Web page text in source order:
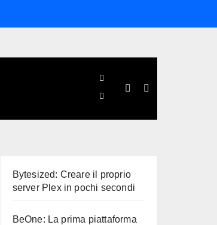
Bytesized: Creare il proprio
server Plex in pochi secondi
BeOne: La prima piattaforma